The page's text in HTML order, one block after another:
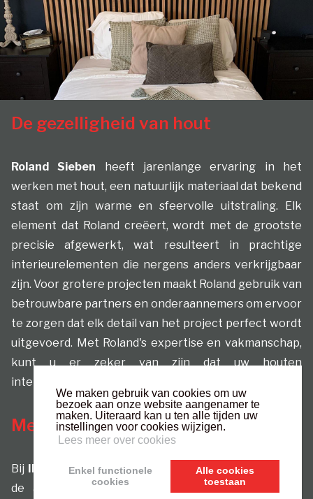
We maken gebruik van cookies om uw
bezoek aan onze website aangenamer te
maken. Uiteraard kan u ten alle tijden uw
instellingen voor cookies wijzigen.
Lees meer over cookies
Enkel functionele
cookies
Alle cookies
toestaan
De gezelligheid van hout
Roland Sieben heeft jarenlange ervaring in het
werken met hout, een natuurlijk materiaal dat bekend
staat om zijn warme en sfeervolle uitstraling. Elk
element dat Roland creëert, wordt met de grootste
precisie afgewerkt, wat resulteert in prachtige
interieurelementen die nergens anders verkrijgbaar
zijn. Voor grotere projecten maakt Roland gebruik van
betrouwbare partners en onderaannemers om ervoor
te zorgen dat elk detail van het project perfect wordt
uitgevoerd. Met Roland's expertise en vakmanschap,
kunt u er zeker van zijn dat uw houten
interieurprojecten tot in de puntjes worden verzorgd.
Meubels van alle maten
Bij IRS Interieurbouwkunt u niet alleen terecht voor
de afwerking van uw
badkamer